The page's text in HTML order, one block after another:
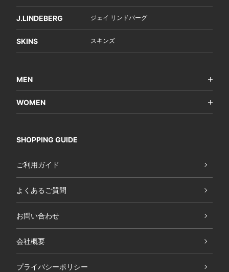
J.LINDEBERG ジェイ リンドバーグ
SKINS スキンズ
MEN
WOMEN
SHOPPING GUIDE
ご利用ガイド
よくあるご質問
お問い合わせ
会社概要
プライバシーポリシー